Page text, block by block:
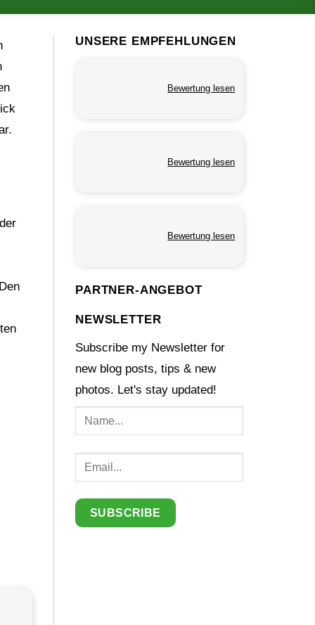
UNSERE EMPFEHLUNGEN
Bewertung lesen
Bewertung lesen
Bewertung lesen
PARTNER-ANGEBOT
NEWSLETTER
Subscribe my Newsletter for
new blog posts, tips & new
photos. Let's stay updated!